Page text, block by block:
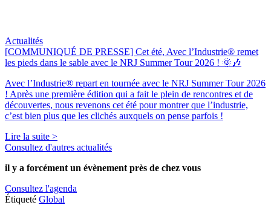
Actualités
[COMMUNIQUÉ DE PRESSE] Cet été, Avec l’Industrie® remet
les pieds dans le sable avec le NRJ Summer Tour 2026 ! 🌞🎶
Avec l’Industrie® repart en tournée avec le NRJ Summer Tour 2026
! Après une première édition qui a fait le plein de rencontres et de
découvertes, nous revenons cet été pour montrer que l’industrie,
c’est bien plus que les clichés auxquels on pense parfois !
Lire la suite >
Consultez d'autres actualités
il y a forcément un évènement près de chez vous
Consultez l'agenda
Étiqueté Global